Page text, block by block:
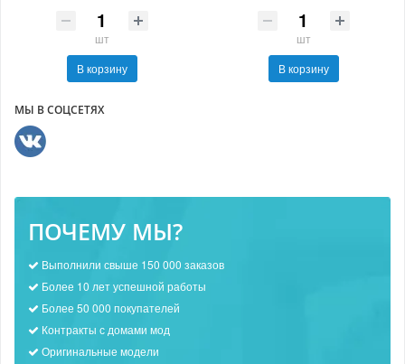
шт
В корзину
шт
В корзину
МЫ В СОЦСЕТЯХ
ПОЧЕМУ МЫ?
Выполнили свыше 150 000 заказов
Более 10 лет успешной работы
Более 50 000 покупателей
Контракты с домами мод
Оригинальные модели